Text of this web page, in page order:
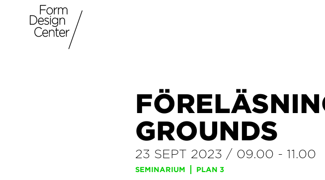
GROUNDS
23 SEPT 2023 / 09.00 - 11.00
SEMINARIUM PLAN 3